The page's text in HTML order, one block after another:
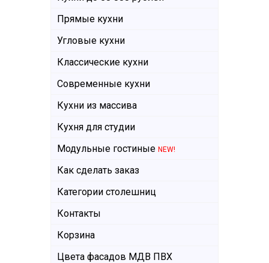
Прямые кухни
Угловые кухни
Классические кухни
Современные кухни
Кухни из массива
Кухня для студии
Модульные гостиные NEW!
Как сделать заказ
Категории столешниц
Контакты
Корзина
Цвета фасадов МДВ ПВХ